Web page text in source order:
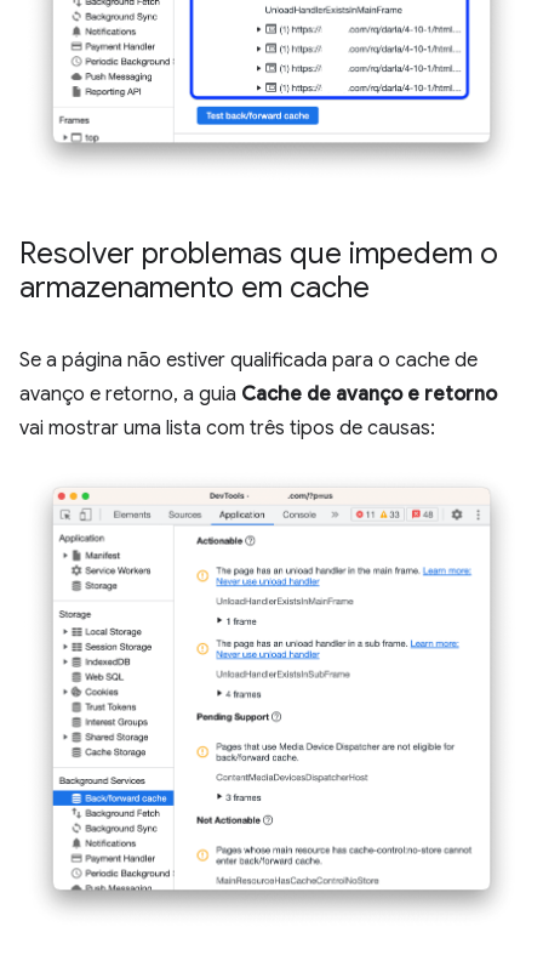
Resolver problemas que impedem o
armazenamento em cache
Se a página não estiver qualificada para o cache de
avanço e retorno, a guia Cache de avanço e retorno
vai mostrar uma lista com três tipos de causas: